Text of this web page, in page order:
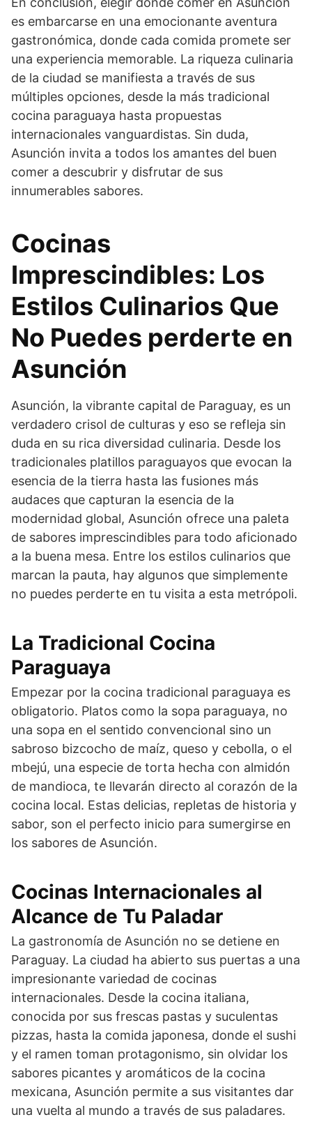
es embarcarse en una emocionante aventura
gastronómica, donde cada comida promete ser
una experiencia memorable. La riqueza culinaria
de la ciudad se manifiesta a través de sus
múltiples opciones, desde la más tradicional
cocina paraguaya hasta propuestas
internacionales vanguardistas. Sin duda,
Asunción invita a todos los amantes del buen
comer a descubrir y disfrutar de sus
innumerables sabores.
Cocinas
Imprescindibles: Los
Estilos Culinarios Que
No Puedes perderte en
Asunción
Asunción, la vibrante capital de Paraguay, es un
verdadero crisol de culturas y eso se refleja sin
duda en su rica diversidad culinaria. Desde los
tradicionales platillos paraguayos que evocan la
esencia de la tierra hasta las fusiones más
audaces que capturan la esencia de la
modernidad global, Asunción ofrece una paleta
de sabores imprescindibles para todo aficionado
a la buena mesa. Entre los estilos culinarios que
marcan la pauta, hay algunos que simplemente
no puedes perderte en tu visita a esta metrópoli.
La Tradicional Cocina
Paraguaya
Empezar por la cocina tradicional paraguaya es
obligatorio. Platos como la sopa paraguaya, no
una sopa en el sentido convencional sino un
sabroso bizcocho de maíz, queso y cebolla, o el
mbejú, una especie de torta hecha con almidón
de mandioca, te llevarán directo al corazón de la
cocina local. Estas delicias, repletas de historia y
sabor, son el perfecto inicio para sumergirse en
los sabores de Asunción.
Cocinas Internacionales al
Alcance de Tu Paladar
La gastronomía de Asunción no se detiene en
Paraguay. La ciudad ha abierto sus puertas a una
impresionante variedad de cocinas
internacionales. Desde la cocina italiana,
conocida por sus frescas pastas y suculentas
pizzas, hasta la comida japonesa, donde el sushi
y el ramen toman protagonismo, sin olvidar los
sabores picantes y aromáticos de la cocina
mexicana, Asunción permite a sus visitantes dar
una vuelta al mundo a través de sus paladares.